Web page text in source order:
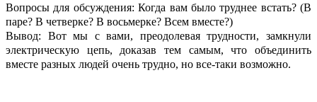
Вопросы для обсуждения: Когда вам было труднее встать? (В
паре? В четверке? В восьмерке? Всем вместе?)
Вывод: Вот мы с вами, преодолевая трудности, замкнули
электрическую цепь, доказав тем самым, что объединить
вместе разных людей очень трудно, но все-таки возможно.